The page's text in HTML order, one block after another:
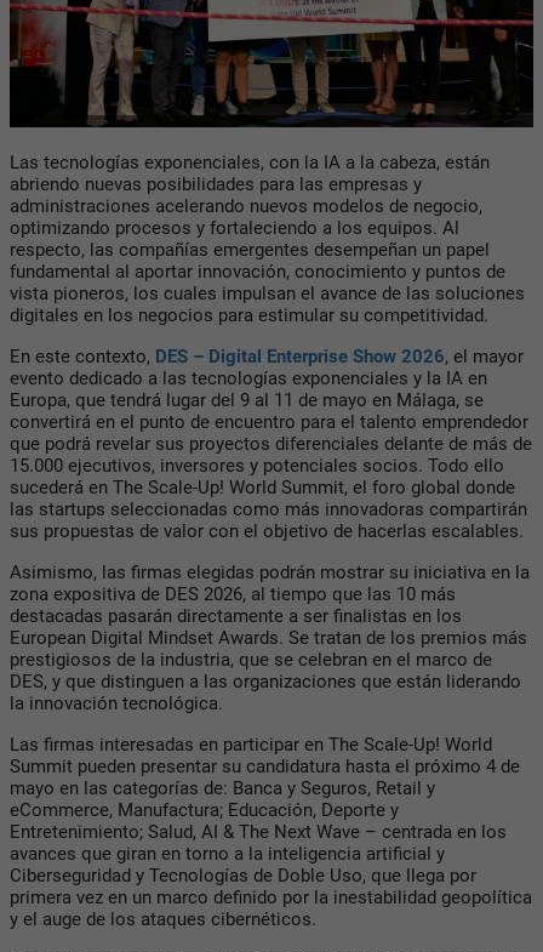
Las tecnologías exponenciales, con la IA a la cabeza, están
abriendo nuevas posibilidades para las empresas y
administraciones acelerando nuevos modelos de negocio,
optimizando procesos y fortaleciendo a los equipos. Al
respecto, las compañías emergentes desempeñan un papel
fundamental al aportar innovación, conocimiento y puntos de
vista pioneros, los cuales impulsan el avance de las soluciones
digitales en los negocios para estimular su competitividad.
En este contexto, DES – Digital Enterprise Show 2026, el mayor
evento dedicado a las tecnologías exponenciales y la IA en
Europa, que tendrá lugar del 9 al 11 de mayo en Málaga, se
convertirá en el punto de encuentro para el talento emprendedor
que podrá revelar sus proyectos diferenciales delante de más de
15.000 ejecutivos, inversores y potenciales socios. Todo ello
sucederá en The Scale-Up! World Summit, el foro global donde
las startups seleccionadas como más innovadoras compartirán
sus propuestas de valor con el objetivo de hacerlas escalables.
Asimismo, las firmas elegidas podrán mostrar su iniciativa en la
zona expositiva de DES 2026, al tiempo que las 10 más
destacadas pasarán directamente a ser finalistas en los
European Digital Mindset Awards. Se tratan de los premios más
prestigiosos de la industria, que se celebran en el marco de
DES, y que distinguen a las organizaciones que están liderando
la innovación tecnológica.
Las firmas interesadas en participar en The Scale-Up! World
Summit pueden presentar su candidatura hasta el próximo 4 de
mayo en las categorías de: Banca y Seguros, Retail y
eCommerce, Manufactura; Educación, Deporte y
Entretenimiento; Salud, AI & The Next Wave – centrada en los
avances que giran en torno a la inteligencia artificial y
Ciberseguridad y Tecnologías de Doble Uso, que llega por
primera vez en un marco definido por la inestabilidad geopolítica
y el auge de los ataques cibernéticos.